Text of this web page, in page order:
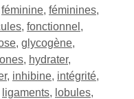
féminine, féminines,
, fonctionnel ,
, glycogène,
, hydrater,
, inhibine, intégrité,
ligaments, lobules,